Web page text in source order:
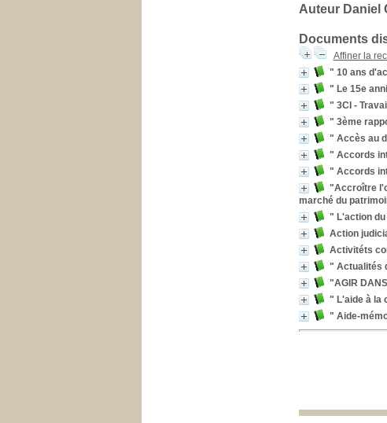
Auteur Daniel
Documents
Affiner la
" 10 ans
" Le 15e
" 3CI -
" 3ème
" Accès au
" Accords
" Accords
"Accroître
marché du
" L'action du
Action
Activitéts
" Actualités
"AGIR
" L'aide à la
" Aide-